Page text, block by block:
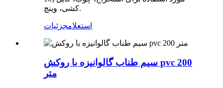
کشی، وینچ.
استعلامجزئیات
سیم طناب گالوانیزه با روکش pvc 200
متر